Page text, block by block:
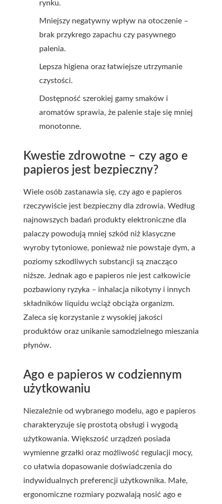
rynku.
Mniejszy negatywny wpływ na otoczenie –
brak przykrego zapachu czy pasywnego
palenia.
Lepsza higiena oraz łatwiejsze utrzymanie
czystości.
Dostępność szerokiej gamy smaków i
aromatów sprawia, że palenie staje się mniej
monotonne.
Kwestie zdrowotne – czy ago e
papieros jest bezpieczny?
Wiele osób zastanawia się, czy ago e papieros
rzeczywiście jest bezpieczny dla zdrowia. Według
najnowszych badań produkty elektroniczne dla
palaczy powodują mniej szkód niż klasyczne
wyroby tytoniowe, ponieważ nie powstaje dym, a
poziomy szkodliwych substancji są znacząco
niższe. Jednak ago e papieros nie jest całkowicie
pozbawiony ryzyka – inhalacja nikotyny i innych
składników liquidu wciąż obciąża organizm.
Zaleca się korzystanie z wysokiej jakości
produktów oraz unikanie samodzielnego mieszania
płynów.
Ago e papieros w codziennym
użytkowaniu
Niezależnie od wybranego modelu, ago e papieros
charakteryzuje się prostotą obsługi i wygodą
użytkowania. Większość urządzeń posiada
wymienne grzałki oraz możliwość regulacji mocy,
co ułatwia dopasowanie doświadczenia do
indywidualnych preferencji użytkownika. Małe,
ergonomiczne rozmiary pozwalają nosić ago e